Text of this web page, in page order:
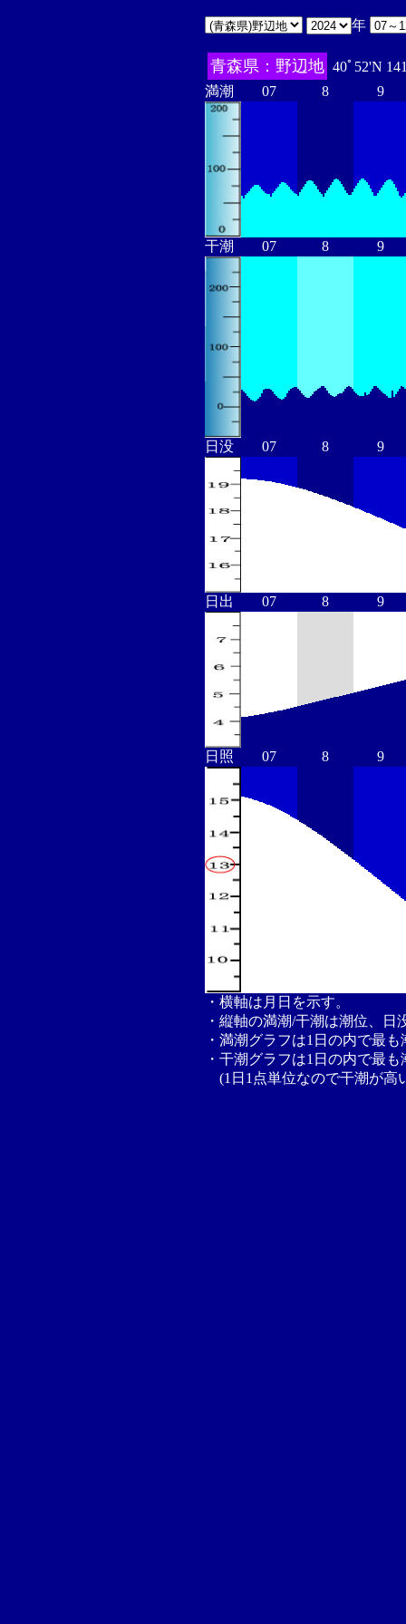
年
青森県：野辺地 40ﾟ52'N
満潮
07 8 9
干潮 07 8 9
日没 07 8 9
日出 07 8 9
日照 07 8 9
・横軸は月日を示す。
・縦軸の満潮/干潮は潮位、
・満潮グラフは1日の内で最
・干潮グラフは1日の内で最
(1日1点単位なので干潮が高